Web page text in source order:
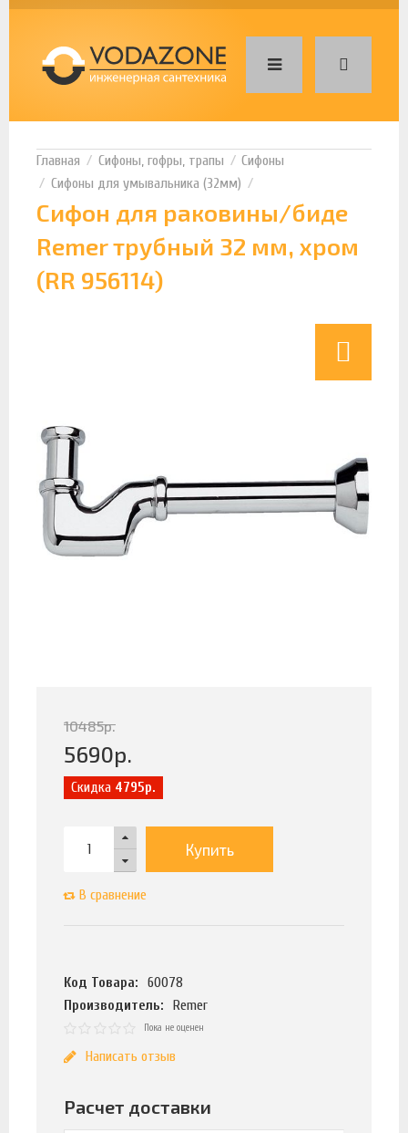
Сифоны, гофры, трапы
Сифоны
Сифоны для умывальника (32мм)
Сифон для раковины/биде
Remer трубный 32 мм, хром
(RR 956114)
10485р.
5690р.
Скидка 4795р.
Купить
В сравнение
Код Товара:
60078
Производитель:
Remer
Пока не оценен
Написать отзыв
Расчет доставки